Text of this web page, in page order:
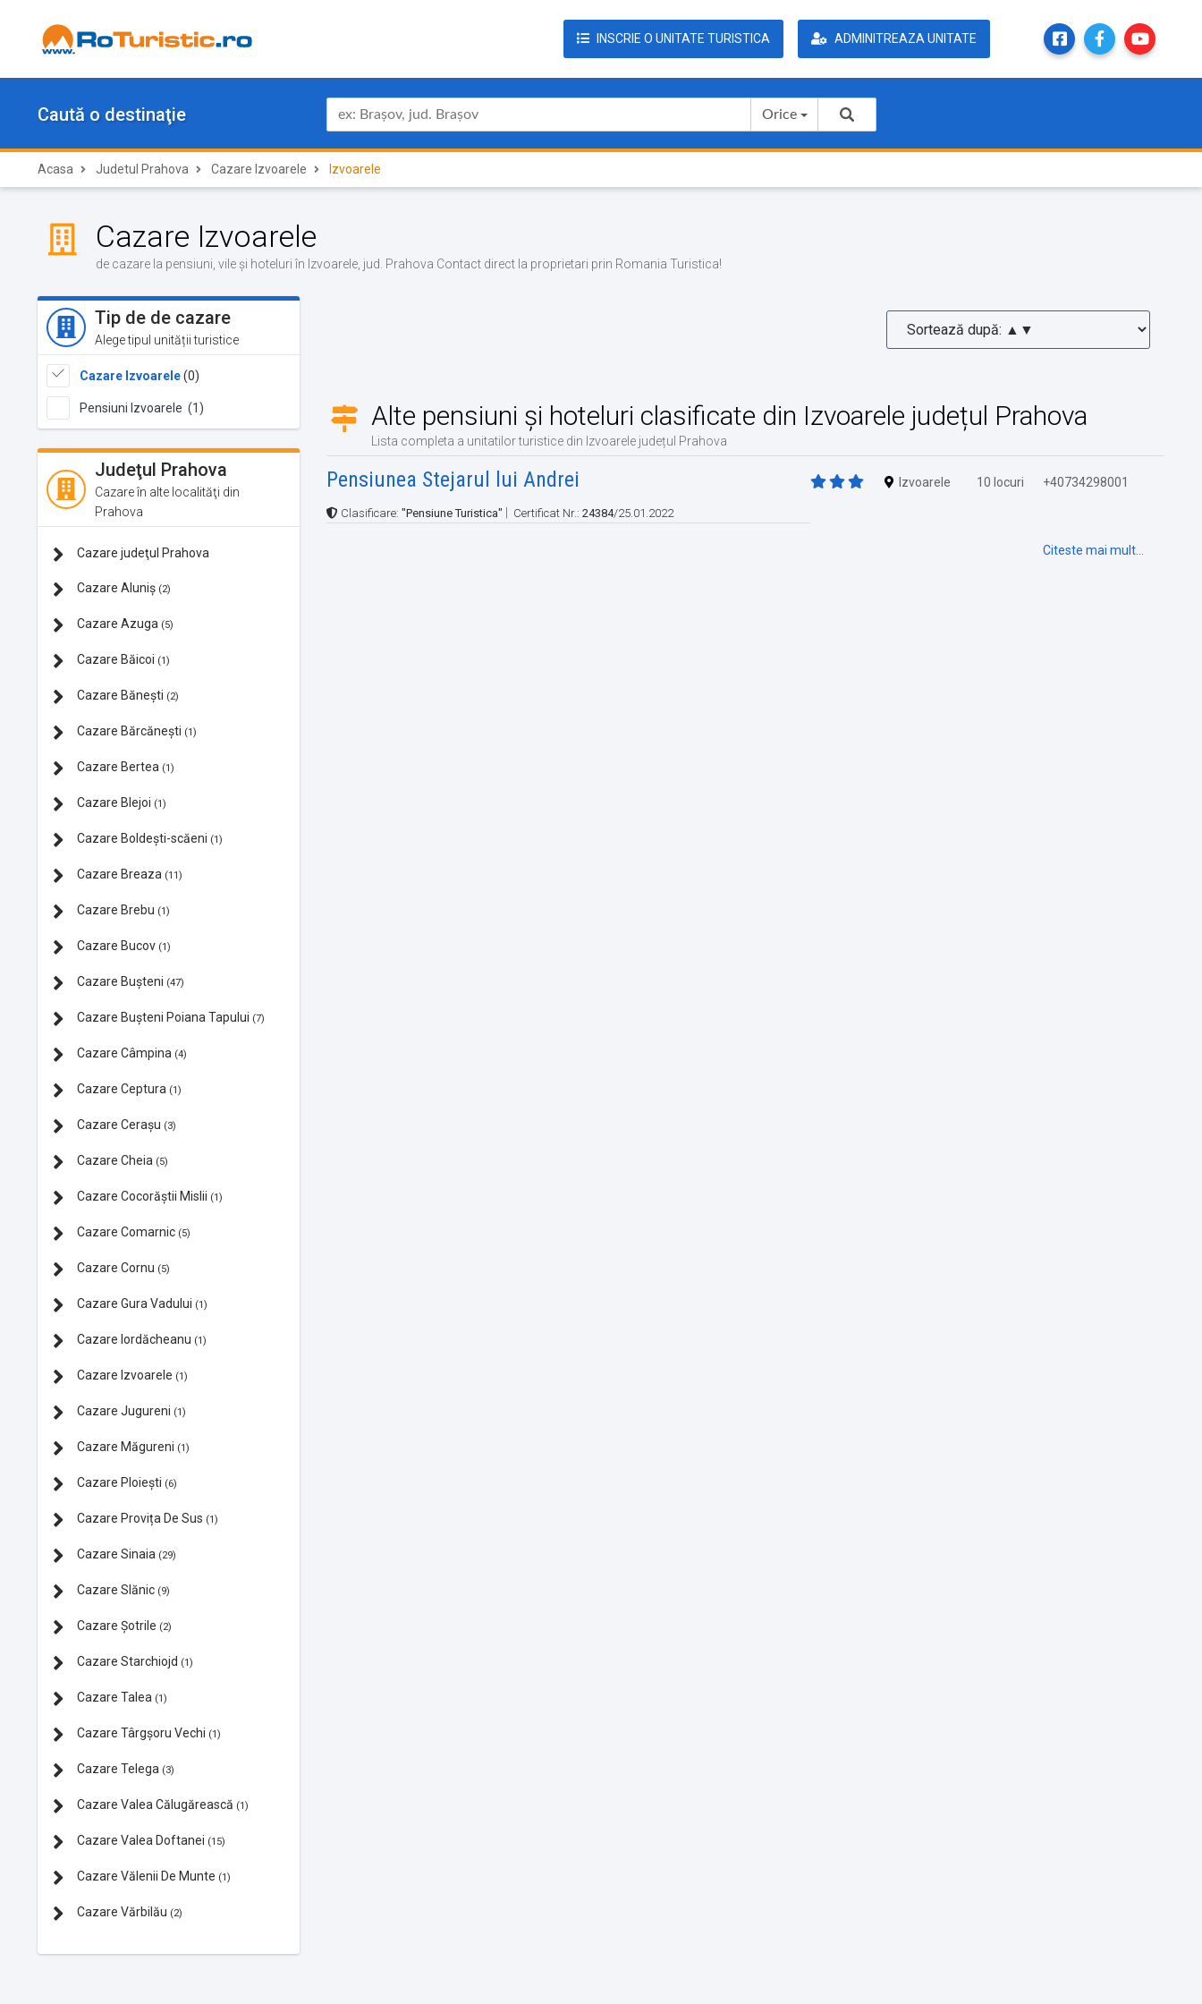
INSCRIE O UNITATE TURISTICA ADMINITREAZA UNITATE
Caută o destinaţie Orice
Acasa Judetul Prahova Cazare Izvoarele Izvoarele
Cazare Izvoarele
de cazare la pensiuni, vile și hoteluri în Izvoarele, jud. Prahova Contact direct la proprietari prin Romania Turistica!
Tip de de cazare
Alege tipul unității turistice
Cazare Izvoarele(0)
Pensiuni Izvoarele (1)
Judeţul Prahova
Cazare în alte localităţi din
Prahova
Cazare judeţul Prahova
Cazare Aluniș (2)
Cazare Azuga (5)
Cazare Băicoi (1)
Cazare Bănești (2)
Cazare Bărcănești (1)
Cazare Bertea (1)
Cazare Blejoi (1)
Cazare Boldești-scăeni (1)
Cazare Breaza (11)
Cazare Brebu (1)
Cazare Bucov (1)
Cazare Bușteni (47)
Cazare Bușteni Poiana Tapului (7)
Cazare Câmpina (4)
Cazare Ceptura (1)
Cazare Cerașu (3)
Cazare Cheia (5)
Cazare Cocorăștii Mislii (1)
Cazare Comarnic (5)
Cazare Cornu (5)
Cazare Gura Vadului (1)
Cazare Iordăcheanu (1)
Cazare Izvoarele (1)
Cazare Jugureni (1)
Cazare Măgureni (1)
Cazare Ploiești (6)
Cazare Provița De Sus (1)
Cazare Sinaia (29)
Cazare Slănic (9)
Cazare Şotrile (2)
Cazare Starchiojd (1)
Cazare Talea (1)
Cazare Târgșoru Vechi (1)
Cazare Telega (3)
Cazare Valea Călugărească (1)
Cazare Valea Doftanei (15)
Cazare Vălenii De Munte (1)
Cazare Vărbilău (2)
Alte pensiuni și hoteluri clasificate din Izvoarele județul Prahova
Lista completa a unitatilor turistice din Izvoarele județul Prahova
Pensiunea Stejarul lui Andrei Izvoarele 10 locuri +40734298001
Clasificare: "Pensiune Turistica" Certificat Nr.: 24384/25.01.2022
Citeste mai mult...